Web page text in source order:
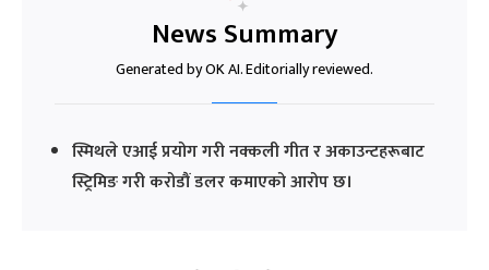
News Summary
Generated by OK AI. Editorially reviewed.
स्मिथले एआई प्रयोग गरी नक्कली गीत र अकाउन्टहरूबाट
स्ट्रिमिङ गरी करोडौं डलर कमाएको आरोप छ।